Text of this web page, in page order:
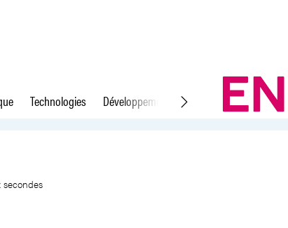
Technologies Développement durable Droit du travail
arriver en dix secondes